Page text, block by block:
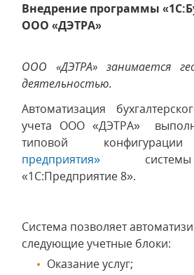
Внедрение программы
ООО «ДЭТРА»
ООО «ДЭТРА» занимается
деятельностью.
Автоматизация
учета ООО «ДЭТРА»
типовой
предприятия»
«1С:Предприятие 8».
Система позволяет
следующие учетные блоки:
Оказание услуг;